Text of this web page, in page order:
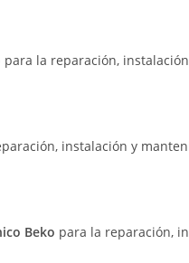
para la reparación,
instalación y
Beko para la reparación,